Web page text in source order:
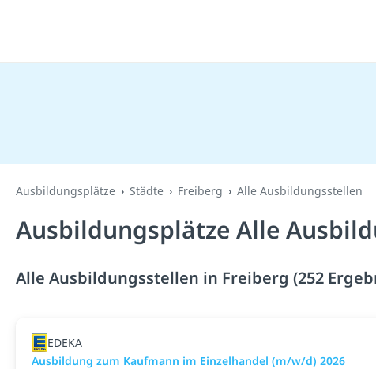
Ausbildungsplätze Städte Freiberg Alle Ausbildungsstellen
Ausbildungsplätze Alle
Alle Ausbildungsstellen in Freiberg (252
EDEKA
Ausbildung zum Kaufmann im Einzelhandel (m/w/d) 2026